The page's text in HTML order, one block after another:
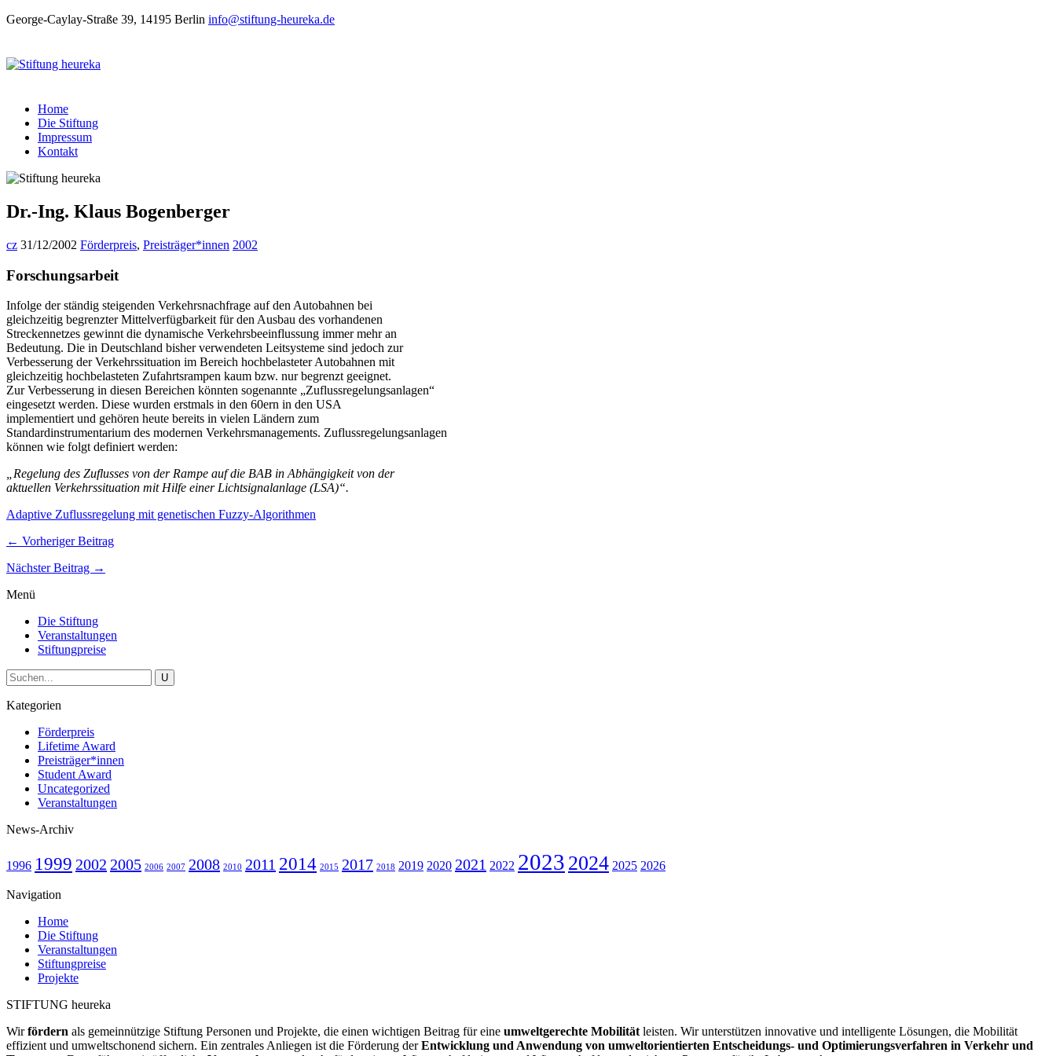
George-Caylay-Straße 39, 14195 Berlin info@stiftung-heureka.de
Home
Die Stiftung
Impressum
Kontakt
Dr.-Ing. Klaus Bogenberger
cz 31/12/2002 Förderpreis, Preisträger*innen 2002
Forschungsarbeit
Infolge der ständig steigenden Verkehrsnachfrage auf den Autobahnen bei
gleichzeitig begrenzter Mittelverfügbarkeit für den Ausbau des vorhandenen
Streckennetzes gewinnt die dynamische Verkehrsbeeinflussung immer mehr an
Bedeutung. Die in Deutschland bisher verwendeten Leitsysteme sind jedoch zur
Verbesserung der Verkehrssituation im Bereich hochbelasteter Autobahnen mit
gleichzeitig hochbelasteten Zufahrtsrampen kaum bzw. nur begrenzt geeignet.
Zur Verbesserung in diesen Bereichen könnten sogenannte „Zuflussregelungsanlagen“
eingesetzt werden. Diese wurden erstmals in den 60ern in den USA
implementiert und gehören heute bereits in vielen Ländern zum
Standardinstrumentarium des modernen Verkehrsmanagements. Zuflussregelungsanlagen
können wie folgt definiert werden:
„Regelung des Zuflusses von der Rampe auf die BAB in Abhängigkeit von der
aktuellen Verkehrssituation mit Hilfe einer Lichtsignalanlage (LSA)“.
Adaptive Zuflussregelung mit genetischen Fuzzy-Algorithmen
← Vorheriger Beitrag
Nächster Beitrag →
Menü
Die Stiftung
Veranstaltungen
Stiftungpreise
Kategorien
Förderpreis
Lifetime Award
Preisträger*innen
Student Award
Uncategorized
Veranstaltungen
News-Archiv
1996 1999 2002 2005 2006 2007 2008 2010 2011 2014 2015 2017 2018 2019 2020 2021 2022 2023 2024 2025 2026
Navigation
Home
Die Stiftung
Veranstaltungen
Stiftungpreise
Projekte
STIFTUNG heureka
Wirfördern als gemeinnützige Stiftung Personen und Projekte, die einen wichtigen Beitrag für eine umweltgerechte Mobilität leisten. Wir unter­stützen innovative und intelligente Lösungen, die Mobilität
effizient und umweltschonend sichern. Ein zentrales Anliegen ist die Förderung derEntwicklung und Anwendung von umwelt­orientierten Entscheidungs- und Optimierungs­verfahren in Verkehr und